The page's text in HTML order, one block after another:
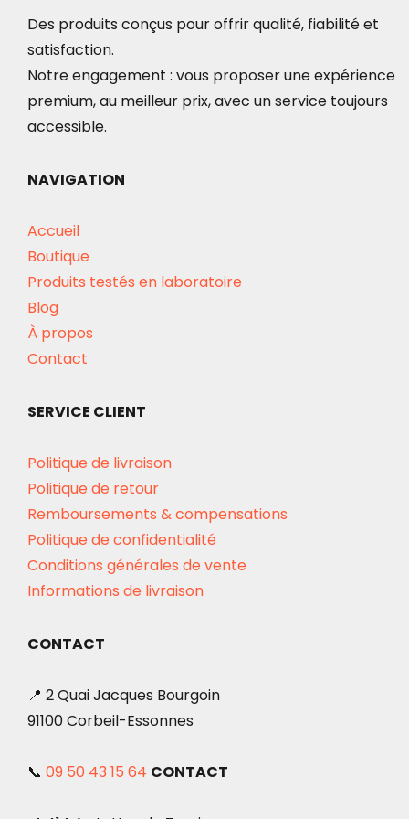
Des produits conçus pour offrir qualité, fiabilité et
satisfaction.
Notre engagement : vous proposer une expérience
premium, au meilleur prix, avec un service toujours
accessible.
NAVIGATION
Accueil
Boutique
Produits testés en laboratoire
Blog
À propos
Contact
SERVICE CLIENT
Politique de livraison
Politique de retour
Remboursements & compensations
Politique de confidentialité
Conditions générales de vente
Informations de livraison
CONTACT
📍 2 Quai Jacques Bourgoin
91100 Corbeil-Essonnes
📞 09 50 43 15 64 CONTACT